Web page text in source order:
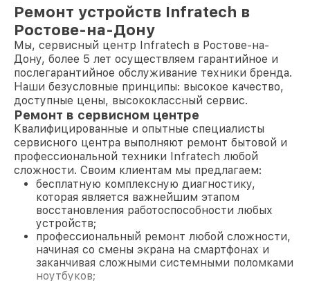
Ремонт устройств Infratech в
Ростове-на-Дону
Мы, сервисный центр Infratech в Ростове-на-
Дону, более 5 лет осуществляем гарантийное и
послегарантийное обслуживание техники бренда.
Наши безусловные принципы: высокое качество,
доступные цены, высококлассный сервис.
Ремонт в сервисном центре
Квалифицированные и опытные специалисты
сервисного центра выполняют ремонт бытовой и
профессиональной техники Infratech любой
сложности. Своим клиентам мы предлагаем:
бесплатную комплексную диагностику,
которая является важнейшим этапом
восстановления работоспособности любых
устройств;
профессиональный ремонт любой сложности,
начиная со смены экрана на смартфонах и
заканчивая сложными системными поломками
ноутбуков;